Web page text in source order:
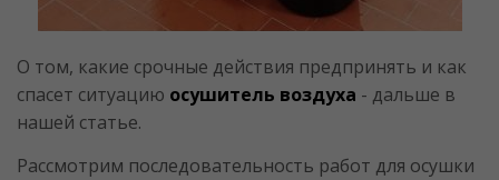
О том, какие срочные действия предпринять и как
спасет ситуацию осушитель воздуха - дальше в
нашей статье.
Рассмотрим последовательность работ для осушки